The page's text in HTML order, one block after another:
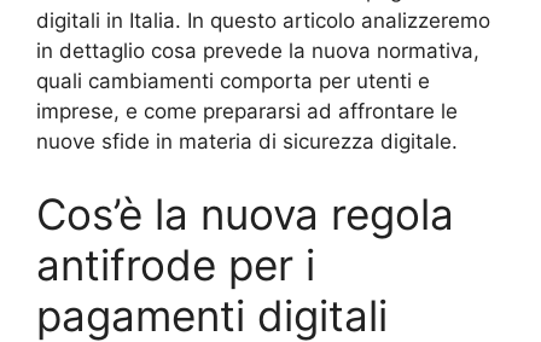
digitali in Italia. In questo articolo analizzeremo
in dettaglio cosa prevede la nuova normativa,
quali cambiamenti comporta per utenti e
imprese, e come prepararsi ad affrontare le
nuove sfide in materia di sicurezza digitale.
Cos’è la nuova regola
antifrode per i
pagamenti digitali